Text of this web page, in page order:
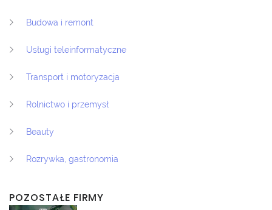
Budowa i remont
Usługi teleinformatyczne
Transport i motoryzacja
Rolnictwo i przemysł
Beauty
Rozrywka, gastronomia
POZOSTAŁE FIRMY